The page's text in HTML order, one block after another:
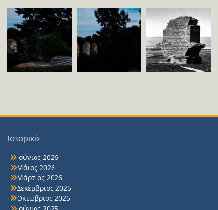
Ιστορικό
Ιούνιος 2026
Μάιος 2026
Μάρτιος 2026
Δεκέμβριος 2025
Οκτώβριος 2025